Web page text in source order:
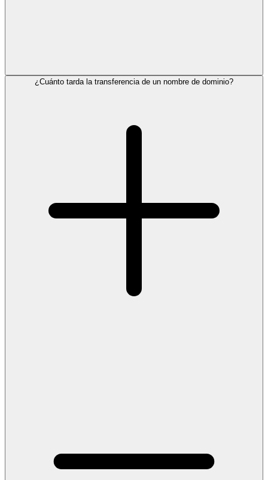
¿Cuánto tarda la transferencia de un nombre de dominio?